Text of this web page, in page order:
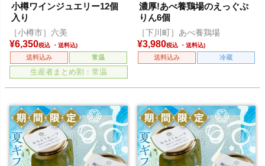
小樽ワインジュエリー12個
入り
［小樽市］六美
¥6,350税込
送料込み 常温
生産者まとめ割：常温
濃厚!あべ養鶏場のえっぐぷ
りん6個
［下川町］あべ養鶏場
¥3,980税込
送料込み 冷蔵